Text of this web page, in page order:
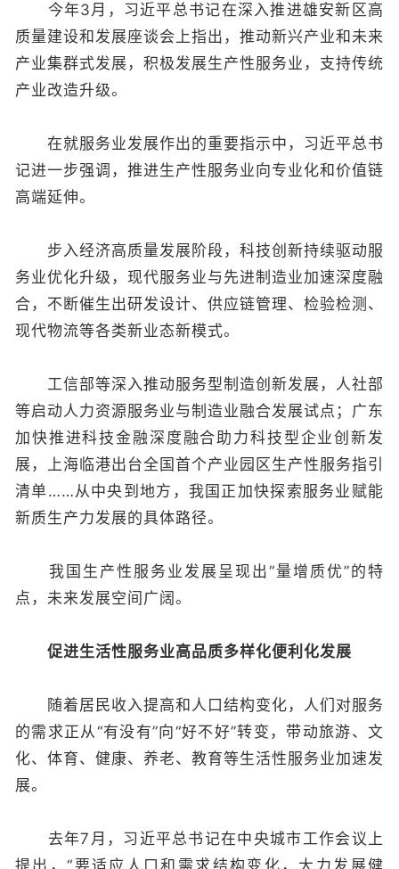
今年3月，习近平总书记在深入推进雄安新区高
质量建设和发展座谈会上指出，推动新兴产业和未来
产业集群式发展，积极发展生产性服务业，支持传统
产业改造升级。
在就服务业发展作出的重要指示中，习近平总书
记进一步强调，推进生产性服务业向专业化和价值链
高端延伸。
步入经济高质量发展阶段，科技创新持续驱动服
务业优化升级，现代服务业与先进制造业加速深度融
合，不断催生出研发设计、供应链管理、检验检测、
现代物流等各类新业态新模式。
工信部等深入推动服务型制造创新发展，人社部
等启动人力资源服务业与制造业融合发展试点；广东
加快推进科技金融深度融合助力科技型企业创新发
展，上海临港出台全国首个产业园区生产性服务指引
清单……从中央到地方，我国正加快探索服务业赋能
新质生产力发展的具体路径。
我国生产性服务业发展呈现出“量增质优”的特
点，未来发展空间广阔。
促进生活性服务业高品质多样化便利化发展
随着居民收入提高和人口结构变化，人们对服务
的需求正从“有没有”向“好不好”转变，带动旅游、文
化、体育、健康、养老、教育等生活性服务业加速发
展。
去年7月，习近平总书记在中央城市工作会议上